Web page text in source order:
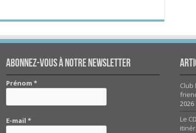
Abonnez-vous à notre newsletter
Prénom*
E-mail*
Club
2026
Le